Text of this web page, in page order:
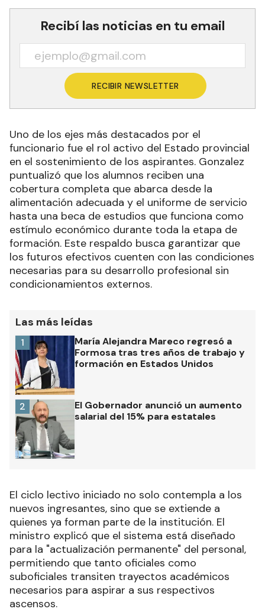
Recibí las noticias en tu email
RECIBIR NEWSLETTER
Uno de los ejes más destacados por el
funcionario fue el rol activo del Estado provincial
en el sostenimiento de los aspirantes. Gonzalez
puntualizó que los alumnos reciben una
cobertura completa que abarca desde la
alimentación adecuada y el uniforme de servicio
hasta una beca de estudios que funciona como
estímulo económico durante toda la etapa de
formación. Este respaldo busca garantizar que
los futuros efectivos cuenten con las condiciones
necesarias para su desarrollo profesional sin
condicionamientos externos.
Las más leídas
María Alejandra Mareco regresó a
Formosa tras tres años de trabajo y
formación en Estados Unidos
1
El Gobernador anunció un aumento
salarial del 15% para estatales
2
El ciclo lectivo iniciado no solo contempla a los
nuevos ingresantes, sino que se extiende a
quienes ya forman parte de la institución. El
ministro explicó que el sistema está diseñado
para la "actualización permanente" del personal,
permitiendo que tanto oficiales como
suboficiales transiten trayectos académicos
necesarios para aspirar a sus respectivos
ascensos.